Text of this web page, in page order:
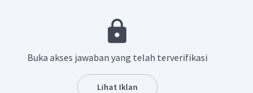
Buka akses jawaban yang telah terverifikasi
Lihat Iklan